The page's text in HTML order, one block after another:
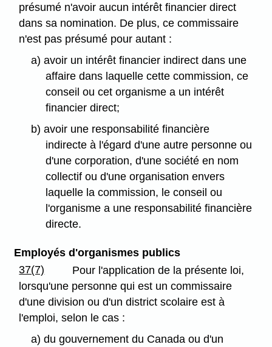
présumé n'avoir aucun intérêt financier direct
dans sa nomination. De plus, ce commissaire
n'est pas présumé pour autant :
a) avoir un intérêt financier indirect dans une
affaire dans laquelle cette commission, ce
conseil ou cet organisme a un intérêt
financier direct;
b) avoir une responsabilité financière
indirecte à l'égard d'une autre personne ou
d'une corporation, d'une société en nom
collectif ou d'une organisation envers
laquelle la commission, le conseil ou
l'organisme a une responsabilité financière
directe.
Employés d'organismes publics
37(7)
Pour l'application de la présente loi,
lorsqu'une personne qui est un commissaire
d'une division ou d'un district scolaire est à
l'emploi, selon le cas :
a) du gouvernement du Canada ou d'un